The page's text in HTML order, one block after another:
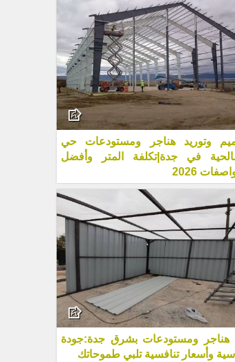
وتوريد هناجر ومستودعات حي
في جدة|تكلفة المتر وأفضل
2026
هناجر ومستودعات بشرق جدة:جودة
وأسعار تنافسية تلبي طموحاتك